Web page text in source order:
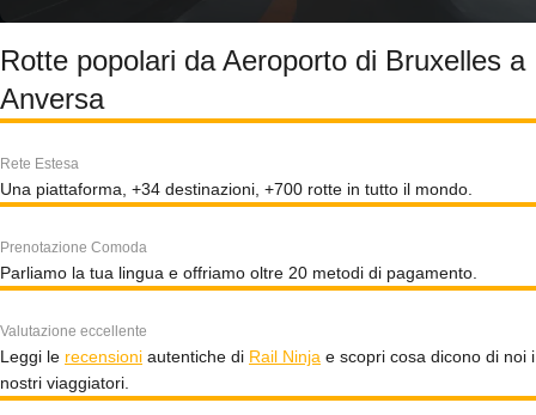
Rotte popolari da Aeroporto di Bruxelles a
Anversa
Rete Estesa
Una piattaforma, +34 destinazioni, +700 rotte in tutto il mondo.
Prenotazione Comoda
Parliamo la tua lingua e offriamo oltre 20 metodi di pagamento.
Valutazione eccellente
Leggi le recensioni autentiche di Rail Ninja e scopri cosa dicono di noi i
nostri viaggiatori.